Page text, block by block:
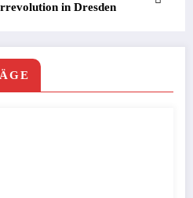
in Dresden